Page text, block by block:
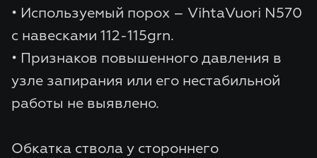
• Используемый порох – VihtaVuori N570
с навесками 112-115grn.
• Признаков повышенного давления в
узле запирания или его нестабильной
работы не выявлено.
Обкатка ствола у стороннего